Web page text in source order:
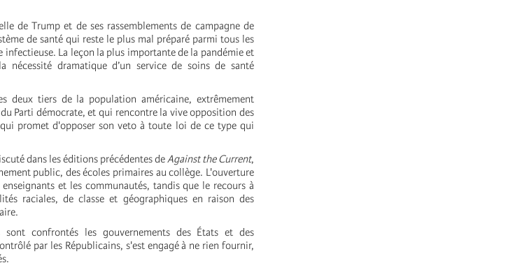
de Trump et de ses rassemblements de campagne de
de santé qui reste le plus mal préparé parmi tous les
infectieuse. La leçon la plus importante de la pandémie et
dramatique d’un service de soins de santé
deux tiers de la population américaine, extrêmement
Parti démocrate, et qui rencontre la vive opposition des
promet d'opposer son veto à toute loi de ce type qui
dans les éditions précédentes deAgainst the Current,
public, des écoles primaires au collège. L'ouverture
et les communautés, tandis que le recours à
raciales, de classe et géographiques en raison des
sont confrontés les gouvernements des États et des
par les Républicains, s'est engagé à ne rien fournir,